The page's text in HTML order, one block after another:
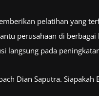
pelatihan yang
perusahaan di
langsung pada
Dian Saputra. Siapakah